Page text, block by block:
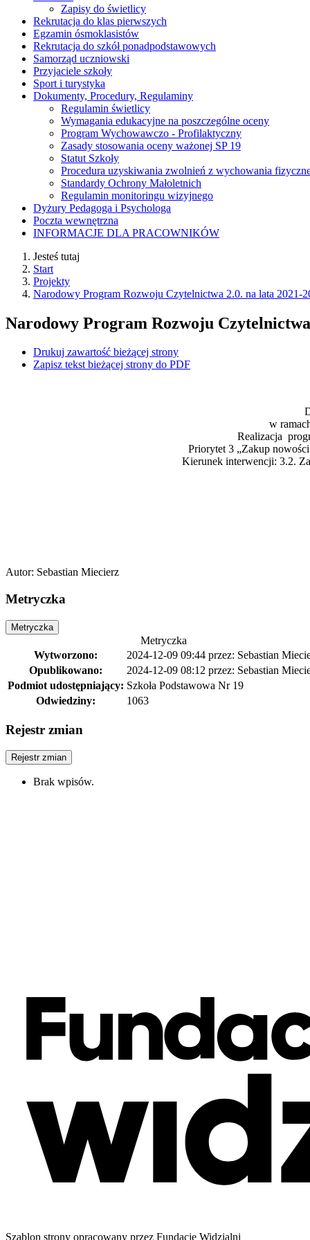
Zapisy do świetlicy
Rekrutacja do klas pierwszych
Egzamin ósmoklasistów
Rekrutacja do szkół ponadpodstawowych
Samorząd uczniowski
Przyjaciele szkoły
Sport i turystyka
Dokumenty, Procedury, Regulaminy
Regulamin świetlicy
Wymagania edukacyjne na poszczególne oceny
Program Wychowawczo - Profilaktyczny
Zasady stosowania oceny ważonej SP 19
Statut Szkoły
Procedura uzyskiwania zwolnień z wychowania
Standardy Ochrony Małoletnich
Regulamin monitoringu wizyjnego
Dyżury Pedagoga i Psychologa
Poczta wewnętrzna
INFORMACJE DLA PRACOWNIKÓW
Jesteś tutaj
Start
Projekty
Narodowy Program Rozwoju Czytelnictwa 2.0. na lata 2021-
Narodowy Program Rozwoju
Drukuj zawartość bieżącej strony
Zapisz tekst bieżącej strony do PDF
w
Realizacja
Priorytet 3 „Zakup
Kierunek interwencji: 3.2.
Autor: Sebastian Miecierz
Metryczka
Metryczka
Metryczka
Wytworzono:
2024-12-09 09:44 przez: Sebastian
Opublikowano:
2024-12-09 08:12 przez: Sebastian
Podmiot udostępniający: Szkoła Podstawowa Nr 19
Odwiedziny:
1063
Rejestr zmian
Rejestr zmian
Brak wpisów.
Szablon strony opracowany przez Fundację Widzialni